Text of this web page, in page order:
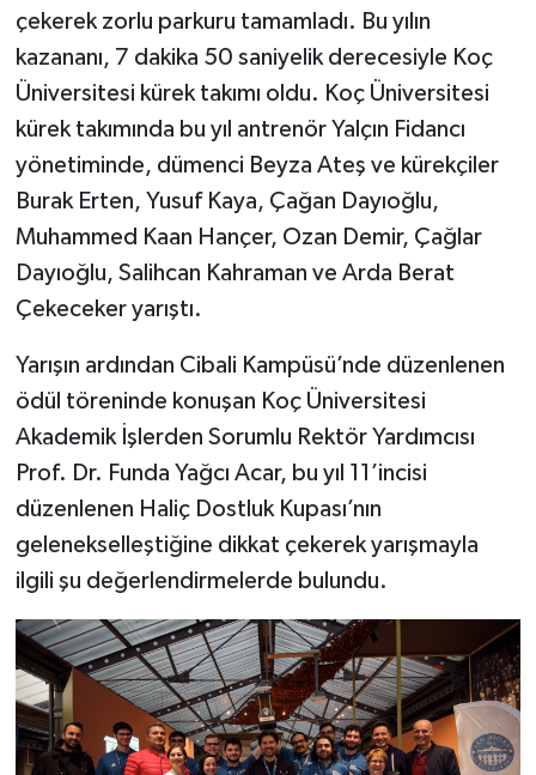
çekerek zorlu parkuru tamamladı. Bu yılın
kazananı, 7 dakika 50 saniyelik derecesiyle Koç
Üniversitesi kürek takımı oldu. Koç Üniversitesi
kürek takımında bu yıl antrenör Yalçın Fidancı
yönetiminde, dümenci Beyza Ateş ve kürekçiler
Burak Erten, Yusuf Kaya, Çağan Dayıoğlu,
Muhammed Kaan Hançer, Ozan Demir, Çağlar
Dayıoğlu, Salihcan Kahraman ve Arda Berat
Çekeceker yarıştı.
Yarışın ardından Cibali Kampüsü’nde düzenlenen
ödül töreninde konuşan Koç Üniversitesi
Akademik İşlerden Sorumlu Rektör Yardımcısı
Prof. Dr. Funda Yağcı Acar, bu yıl 11’incisi
düzenlenen Haliç Dostluk Kupası’nın
gelenekselleştiğine dikkat çekerek yarışmayla
ilgili şu değerlendirmelerde bulundu.